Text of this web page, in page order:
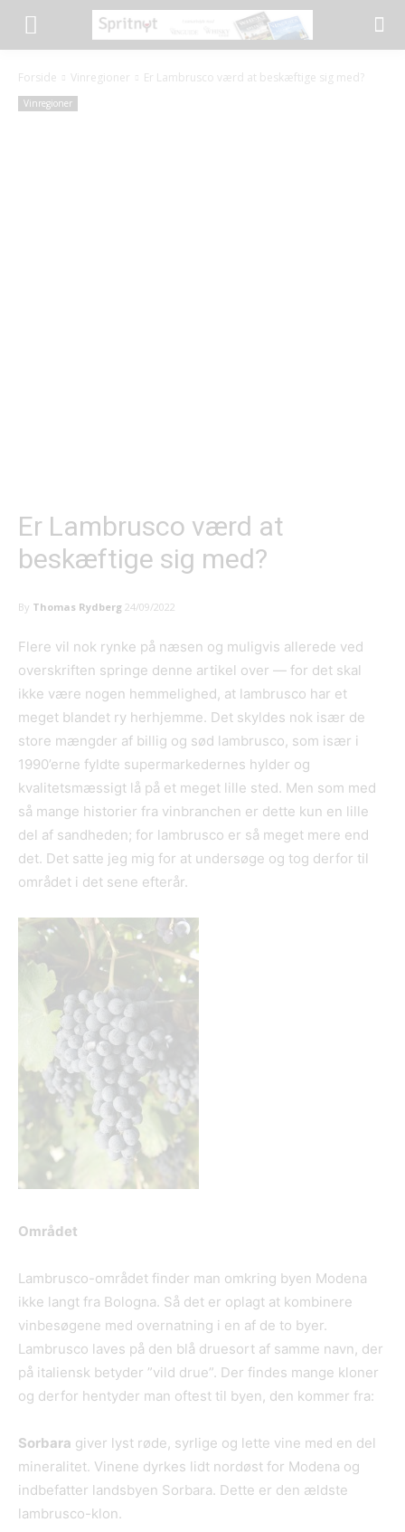
Forside Vinregioner Er Lambrusco værd at beskæftige sig med?
Vinregioner
Er Lambrusco værd at
beskæftige sig med?
By Thomas Rydberg 24/09/2022
Flere vil nok rynke på næsen og muligvis allerede ved
overskriften springe denne artikel over — for det skal
ikke være nogen hemmelighed, at lambrusco har et
meget blandet ry herhjemme. Det skyldes nok især de
store mængder af billig og sød lambrusco, som især i
1990’erne fyldte supermarkedernes hylder og
kvalitetsmæssigt lå på et meget lille sted. Men som med
så mange historier fra vinbranchen er dette kun en lille
del af sandheden; for lambrusco er så meget mere end
det. Det satte jeg mig for at undersøge og tog derfor til
området i det sene efterår.
Området
Lambrusco-området finder man omkring byen Modena
ikke langt fra Bologna. Så det er oplagt at kombinere
vinbesøgene med overnatning i en af de to byer.
Lambrusco laves på den blå druesort af samme navn, der
på italiensk betyder ”vild drue”. Der findes mange kloner
og derfor hentyder man oftest til byen, den kommer fra:
Sorbara giver lyst røde, syrlige og lette vine med en del
mineralitet. Vinene dyrkes lidt nordøst for Modena og
indbefatter landsbyen Sorbara. Dette er den ældste
lambrusco-klon.